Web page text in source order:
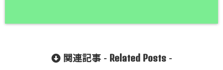
関連記事 - Related Posts-